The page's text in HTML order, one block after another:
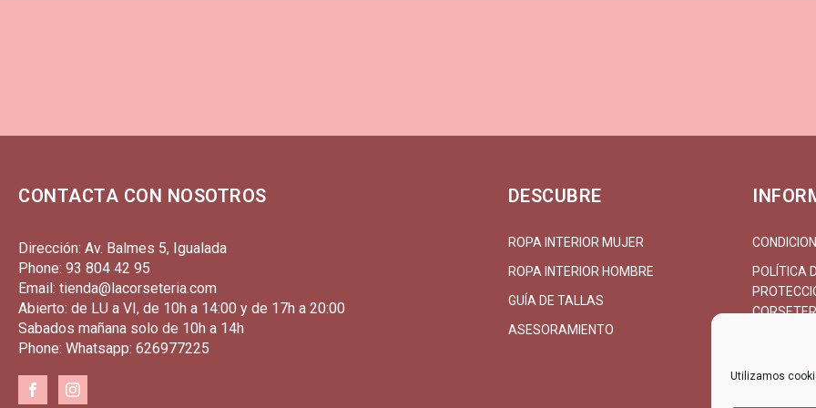
Utilizamos
CONTACTA CON NOSOTROS
Dirección: Av. Balmes 5, Igualada
Phone: 93 804 42 95
Email: tienda@lacorseteria.com
Abierto: de LU a VI, de 10h a 14:00 y de 17h a 20:00
Sabados mañana solo de 10h a 14h
Phone: Whatsapp: 626977225
DESCUBRE
ROPA INTERIOR MUJER
ROPA INTERIOR HOMBRE
GUÍA DE TALLAS
ASESORAMIENTO
POLÍTICA